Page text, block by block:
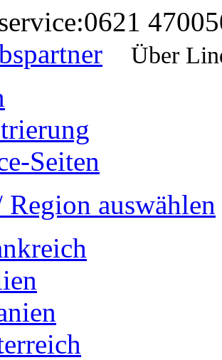
0621
Über
Seiten
Region auswählen